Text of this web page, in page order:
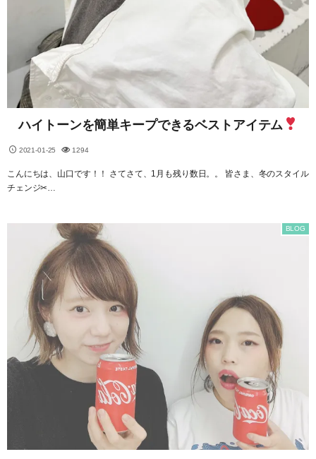
ハイトーンを簡単キープできるベストアイテム
2021-01-25 1294
こんにちは、山口です！！ さてさて、1月も残り数日。。 皆さま、冬のスタイル
チェンジ✂…
BLOG